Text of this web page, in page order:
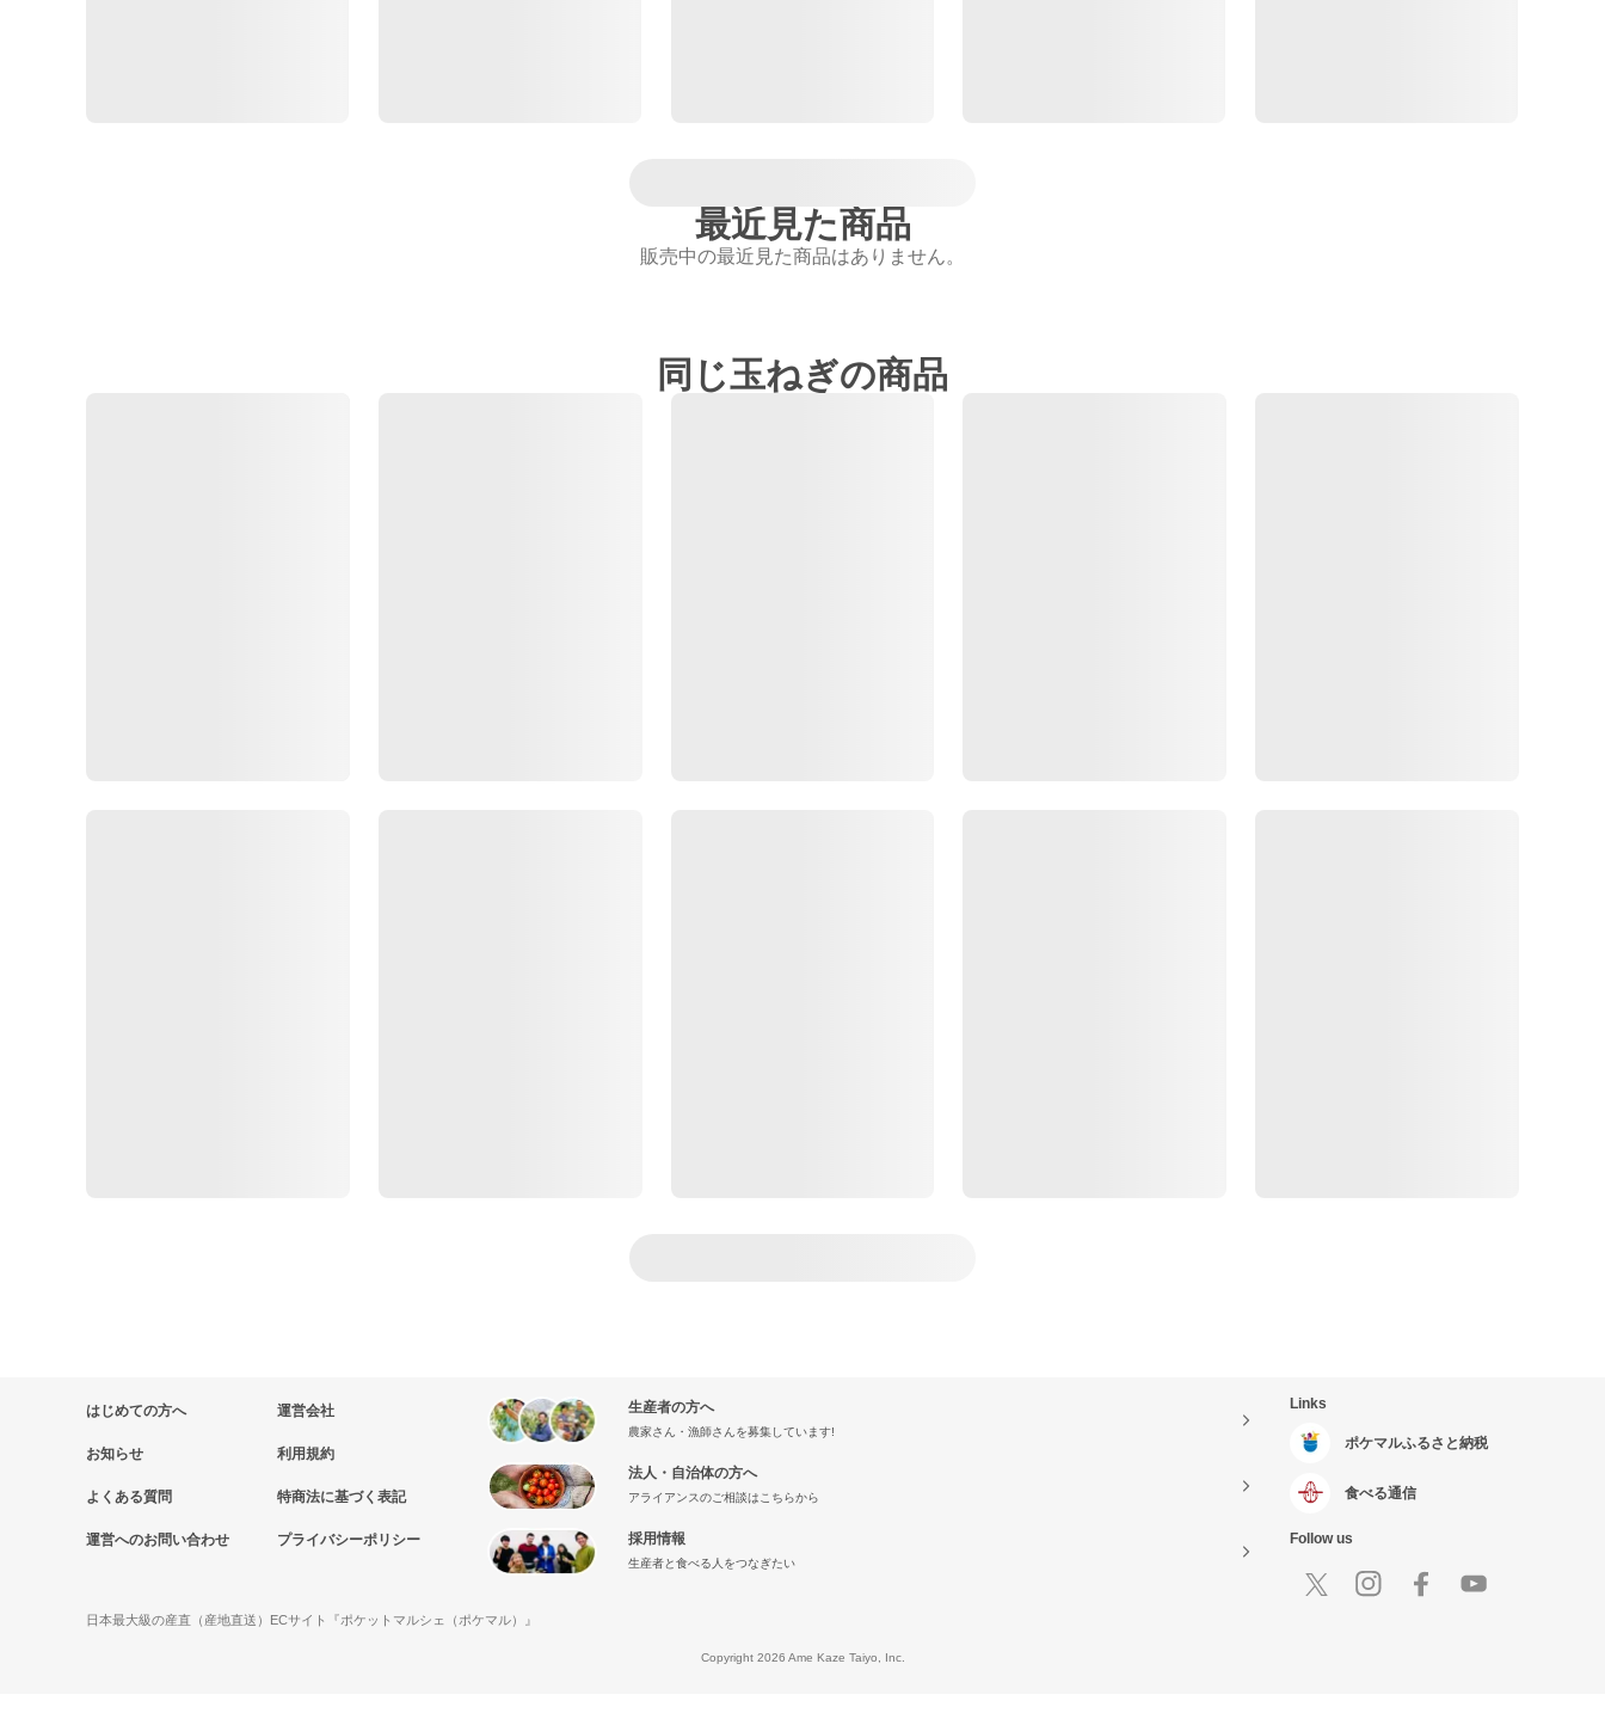
最近見た商品
販売中の最近見た商品はありません。
同じ玉ねぎの商品
はじめての方へ
お知らせ
よくある質問
運営へのお問い合わせ
運営会社
利用規約
特商法に基づく表記
プライバシーポリシー
生産者の方へ
農家さん・漁師さんを募集しています!
法人・自治体の方へ
アライアンスのご相談はこちらから
採用情報
生産者と食べる人をつなぎたい
Links
ポケマルふるさと納税
食べる通信
Follow us
日本最大級の産直（産地直送）ECサイト『ポケットマルシェ（ポケマル）』
Copyright 2026 Ame Kaze Taiyo, Inc.